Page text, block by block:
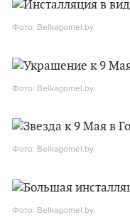
Фото: Belkagomel.by.
Фото: Belkagomel.by.
Фото: Belkagomel.by.
Фото: Belkagomel.by.